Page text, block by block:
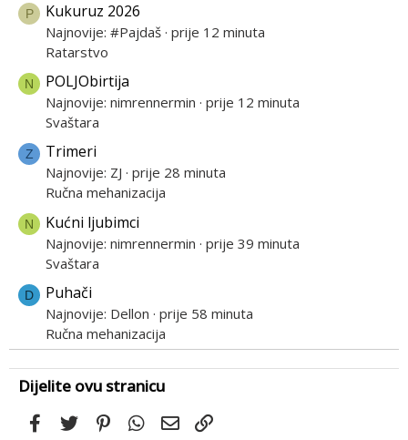
P Kukuruz 2026
Najnovije: #Pajdaš prije 12 minuta
Ratarstvo
N POLJObirtija
Najnovije: nimrennermin prije 12 minuta
Svaštara
Z Trimeri
Najnovije: ZJ prije 28 minuta
Ručna mehanizacija
N Kućni ljubimci
Najnovije: nimrennermin prije 39 minuta
Svaštara
D Puhači
Najnovije: Dellon prije 58 minuta
Ručna mehanizacija
Dijelite ovu stranicu
FacebookTwitterPinterestWhatsApp
Email